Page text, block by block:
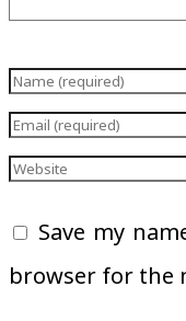
Save my
browser for the